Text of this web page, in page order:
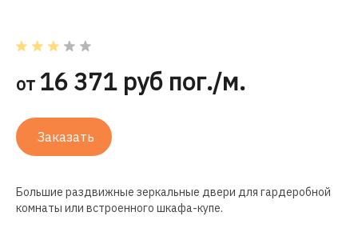
от 16 371 руб пог./м.
Заказать
Большие раздвижные зеркальные двери для гардеробной
комнаты или встроенного шкафа-купе.